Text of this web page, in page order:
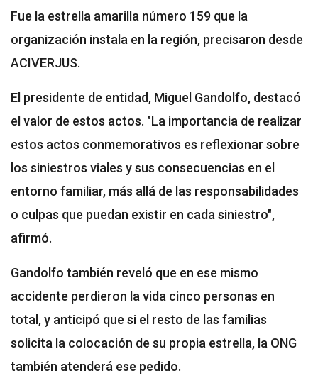
Fue la estrella amarilla número 159 que la
organización instala en la región, precisaron desde
ACIVERJUS.
El presidente de entidad, Miguel Gandolfo, destacó
el valor de estos actos. "La importancia de realizar
estos actos conmemorativos es reflexionar sobre
los siniestros viales y sus consecuencias en el
entorno familiar, más allá de las responsabilidades
o culpas que puedan existir en cada siniestro",
afirmó.
Gandolfo también reveló que en ese mismo
accidente perdieron la vida cinco personas en
total, y anticipó que si el resto de las familias
solicita la colocación de su propia estrella, la ONG
también atenderá ese pedido.